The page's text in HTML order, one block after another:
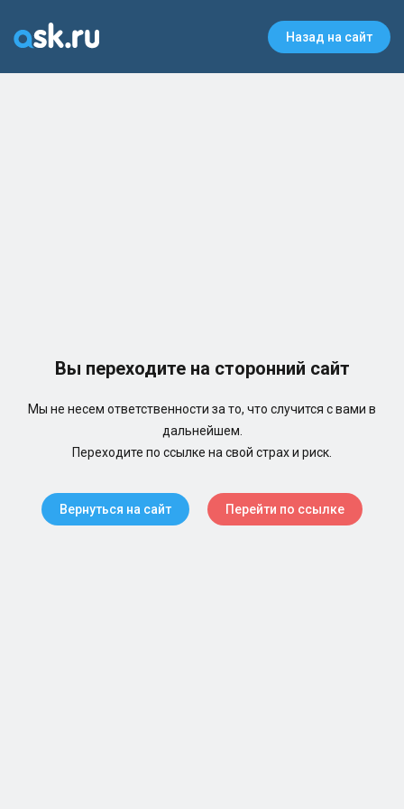
Назад на сайт
Вы переходите на сторонний сайт
Мы не несем ответственности за то, что случится с вами в
дальнейшем.
Переходите по ссылке на свой страх и риск.
Вернуться на сайт Перейти по ссылке